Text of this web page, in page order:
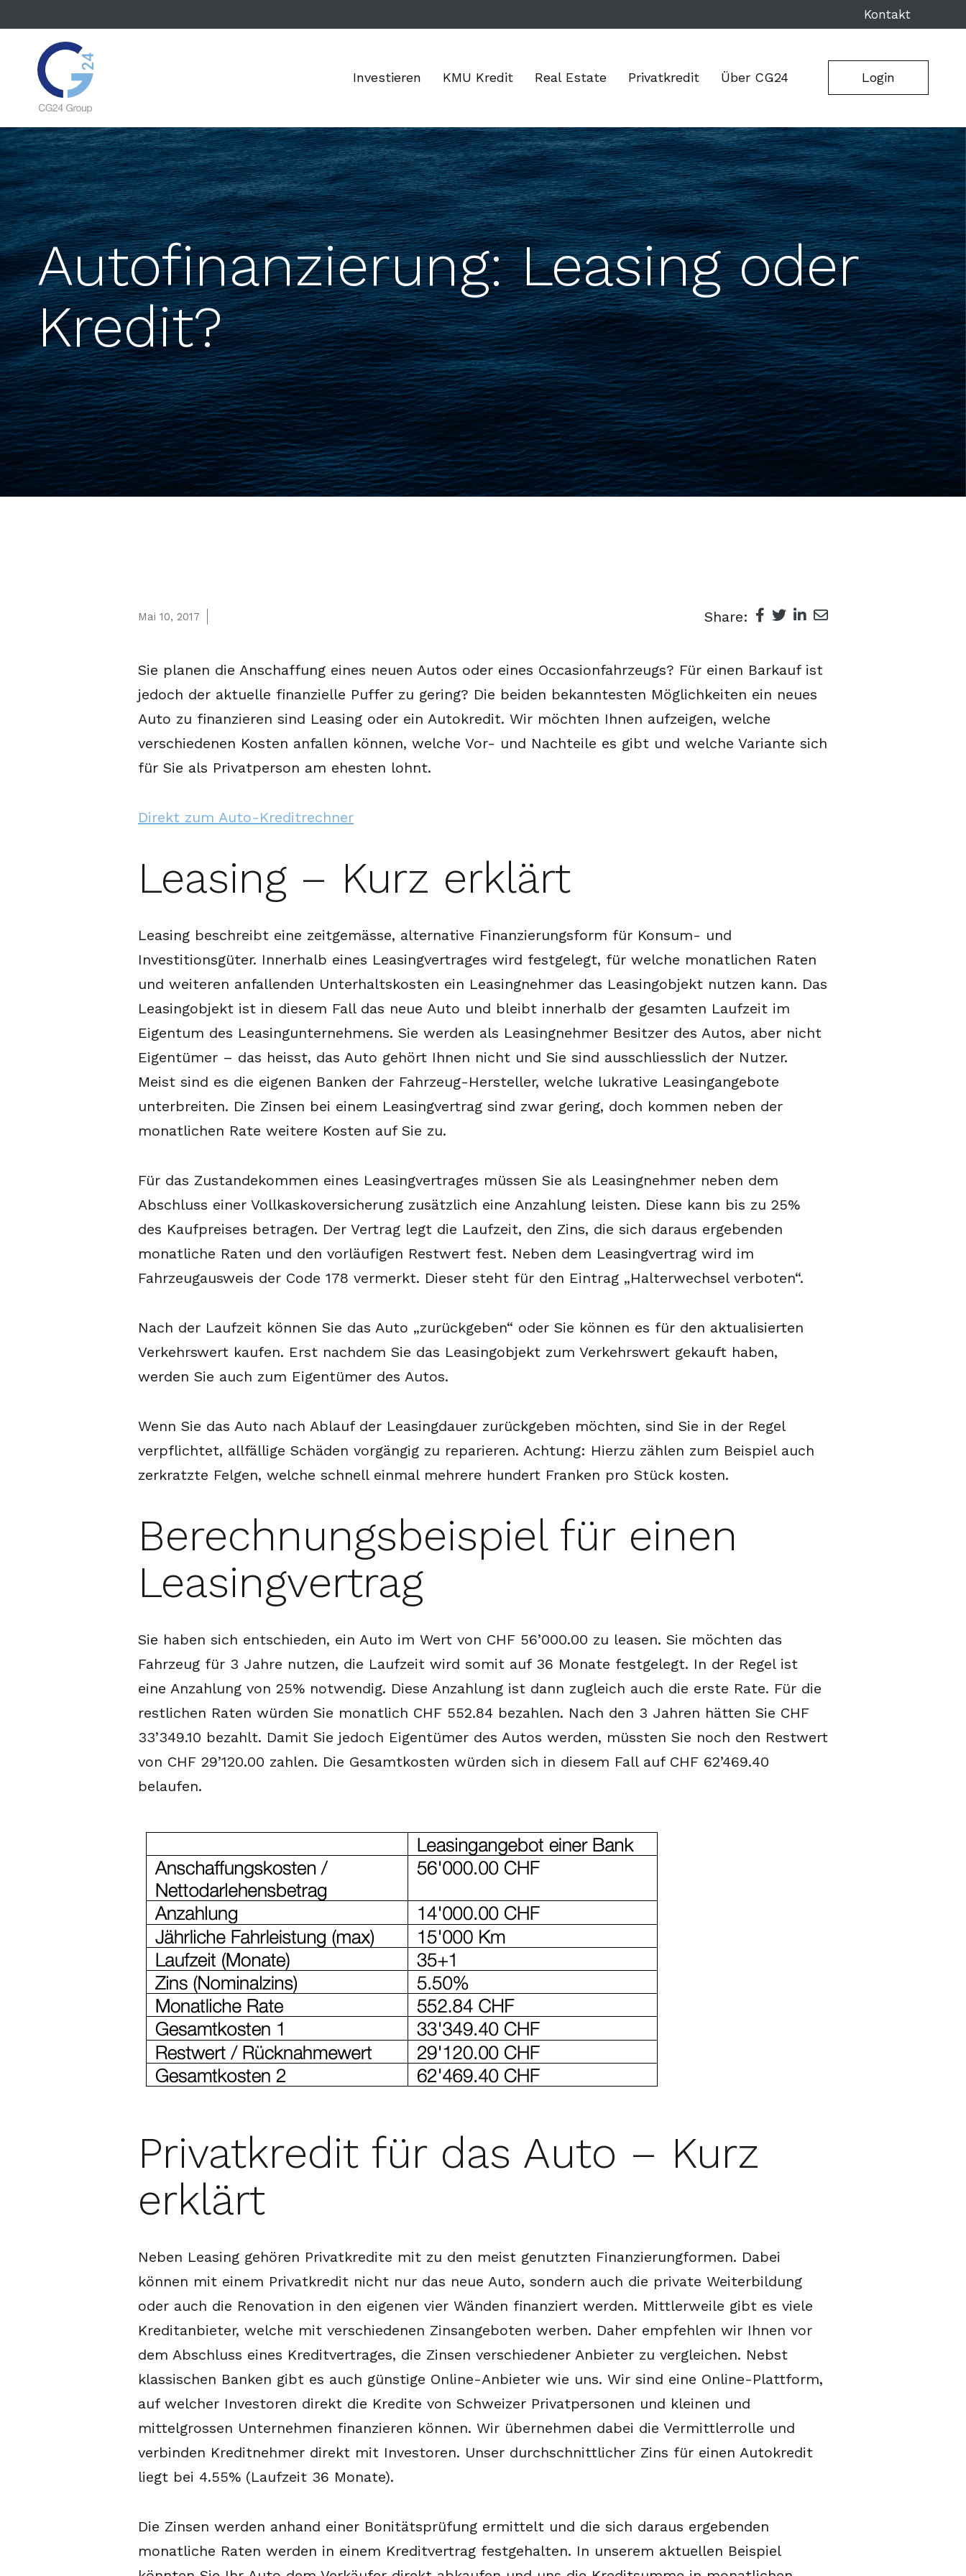
Kontakt
Investieren KMU Kredit Real Estate Privatkredit Über CG24 Login
Autofinanzierung: Leasing oder
Kredit?
Mai 10, 2017 Share:
Sie planen die Anschaffung eines neuen Autos oder eines Occasionfahrzeugs? Für einen Barkauf ist
jedoch der aktuelle finanzielle Puffer zu gering? Die beiden bekanntesten Möglichkeiten ein neues
Auto zu finanzieren sind Leasing oder ein Autokredit. Wir möchten Ihnen aufzeigen, welche
verschiedenen Kosten anfallen können, welche Vor- und Nachteile es gibt und welche Variante sich
für Sie als Privatperson am ehesten lohnt.
Direkt zum Auto-Kreditrechner
Leasing – Kurz erklärt
Leasing beschreibt eine zeitgemässe, alternative Finanzierungsform für Konsum- und
Investitionsgüter. Innerhalb eines Leasingvertrages wird festgelegt, für welche monatlichen Raten
und weiteren anfallenden Unterhaltskosten ein Leasingnehmer das Leasingobjekt nutzen kann. Das
Leasingobjekt ist in diesem Fall das neue Auto und bleibt innerhalb der gesamten Laufzeit im
Eigentum des Leasingunternehmens. Sie werden als Leasingnehmer Besitzer des Autos, aber nicht
Eigentümer – das heisst, das Auto gehört Ihnen nicht und Sie sind ausschliesslich der Nutzer.
Meist sind es die eigenen Banken der Fahrzeug-Hersteller, welche lukrative Leasingangebote
unterbreiten. Die Zinsen bei einem Leasingvertrag sind zwar gering, doch kommen neben der
monatlichen Rate weitere Kosten auf Sie zu.
Für das Zustandekommen eines Leasingvertrages müssen Sie als Leasingnehmer neben dem
Abschluss einer Vollkaskoversicherung zusätzlich eine Anzahlung leisten. Diese kann bis zu 25%
des Kaufpreises betragen. Der Vertrag legt die Laufzeit, den Zins, die sich daraus ergebenden
monatliche Raten und den vorläufigen Restwert fest. Neben dem Leasingvertrag wird im
Fahrzeugausweis der Code 178 vermerkt. Dieser steht für den Eintrag „Halterwechsel verboten“.
Nach der Laufzeit können Sie das Auto „zurückgeben“ oder Sie können es für den aktualisierten
Verkehrswert kaufen. Erst nachdem Sie das Leasingobjekt zum Verkehrswert gekauft haben,
werden Sie auch zum Eigentümer des Autos.
Wenn Sie das Auto nach Ablauf der Leasingdauer zurückgeben möchten, sind Sie in der Regel
verpflichtet, allfällige Schäden vorgängig zu reparieren. Achtung: Hierzu zählen zum Beispiel auch
zerkratzte Felgen, welche schnell einmal mehrere hundert Franken pro Stück kosten.
Berechnungsbeispiel für einen
Leasingvertrag
Sie haben sich entschieden, ein Auto im Wert von CHF 56’000.00 zu leasen. Sie möchten das
Fahrzeug für 3 Jahre nutzen, die Laufzeit wird somit auf 36 Monate festgelegt. In der Regel ist
eine Anzahlung von 25% notwendig. Diese Anzahlung ist dann zugleich auch die erste Rate. Für die
restlichen Raten würden Sie monatlich CHF 552.84 bezahlen. Nach den 3 Jahren hätten Sie CHF
33’349.10 bezahlt. Damit Sie jedoch Eigentümer des Autos werden, müssten Sie noch den Restwert
von CHF 29’120.00 zahlen. Die Gesamtkosten würden sich in diesem Fall auf CHF 62’469.40
belaufen.
Privatkredit für das Auto – Kurz
erklärt
Neben Leasing gehören Privatkredite mit zu den meist genutzten Finanzierungformen. Dabei
können mit einem Privatkredit nicht nur das neue Auto, sondern auch die private Weiterbildung
oder auch die Renovation in den eigenen vier Wänden finanziert werden. Mittlerweile gibt es viele
Kreditanbieter, welche mit verschiedenen Zinsangeboten werben. Daher empfehlen wir Ihnen vor
dem Abschluss eines Kreditvertrages, die Zinsen verschiedener Anbieter zu vergleichen. Nebst
klassischen Banken gibt es auch günstige Online-Anbieter wie uns. Wir sind eine Online-Plattform,
auf welcher Investoren direkt die Kredite von Schweizer Privatpersonen und kleinen und
mittelgrossen Unternehmen finanzieren können. Wir übernehmen dabei die Vermittlerrolle und
verbinden Kreditnehmer direkt mit Investoren. Unser durchschnittlicher Zins für einen Autokredit
liegt bei 4.55% (Laufzeit 36 Monate).
Die Zinsen werden anhand einer Bonitätsprüfung ermittelt und die sich daraus ergebenden
monatliche Raten werden in einem Kreditvertrag festgehalten. In unserem aktuellen Beispiel